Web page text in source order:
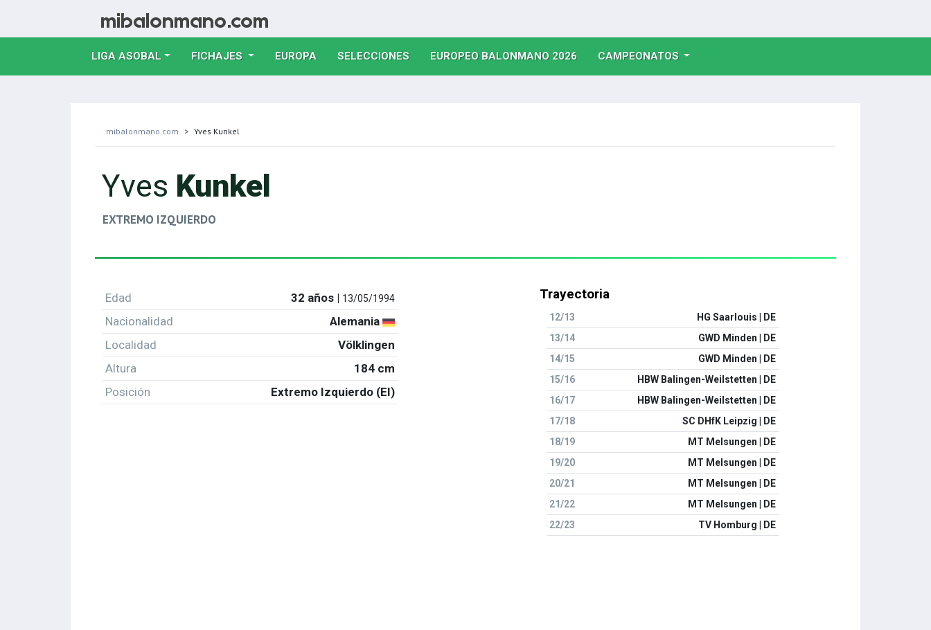
LIGA ASOBAL FICHAJES EUROPA(CURRENT)
SELECCIONES(CURRENT)
EUROPEO BALONMANO 2026(CURRENT)
CAMPEONATOS
mibalonmano.com Yves Kunkel
Yves Kunkel
EXTREMO IZQUIERDO
Edad 32 años | 13/05/1994
Nacionalidad
Alemania
Localidad
Völklingen
Altura
184 cm
Posición
Extremo Izquierdo (EI)
Trayectoria
12/13
HG Saarlouis | DE
13/14
GWD Minden | DE
14/15
GWD Minden | DE
15/16
HBW Balingen-Weilstetten | DE
16/17
HBW Balingen-Weilstetten | DE
17/18
SC DHfK Leipzig | DE
18/19
MT Melsungen | DE
19/20
MT Melsungen | DE
20/21
MT Melsungen | DE
21/22
MT Melsungen | DE
22/23
TV Homburg | DE